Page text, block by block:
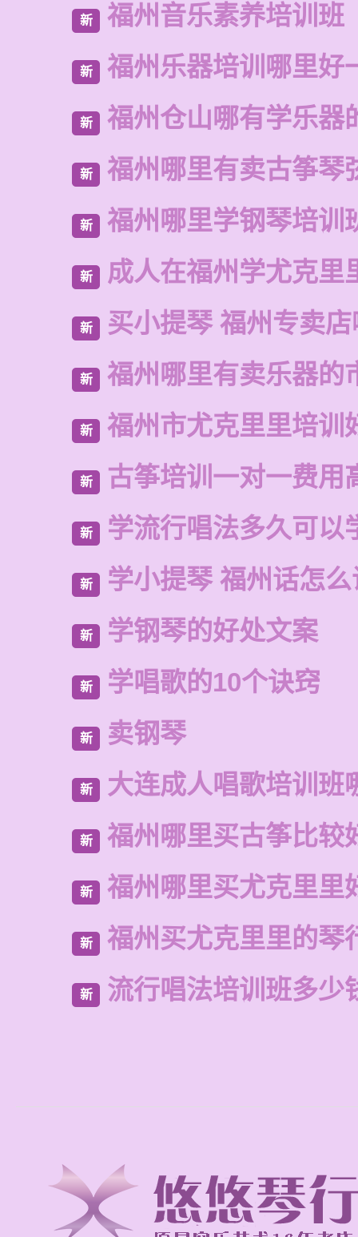
新 福州音乐素养培训班
新 福州乐器培训哪里好
新 福州仓山哪有学乐器
新 福州哪里有卖古筝琴
新 福州哪里学钢琴培训
新 成人在福州学尤克里
新 买小提琴 福州专卖
新 福州哪里有卖乐器的
新 福州市尤克里里培训
新 古筝培训一对一费用
新 学流行唱法多久可以
新 学小提琴 福州话怎
新 学钢琴的好处文案
新 学唱歌的10个诀窍
新 卖钢琴
新 大连成人唱歌培训班
新 福州哪里买古筝比较
新 福州哪里买尤克里里
新 福州买尤克里里的琴
新 流行唱法培训班多少